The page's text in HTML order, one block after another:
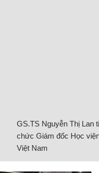
GS.TS Nguyễn Thị Lan
chức Giám đốc Học
Việt Nam